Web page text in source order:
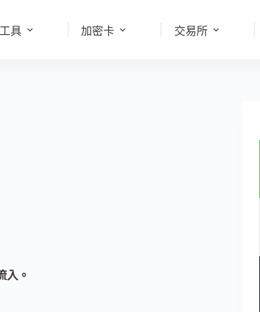
具 加密卡 交易所
入。